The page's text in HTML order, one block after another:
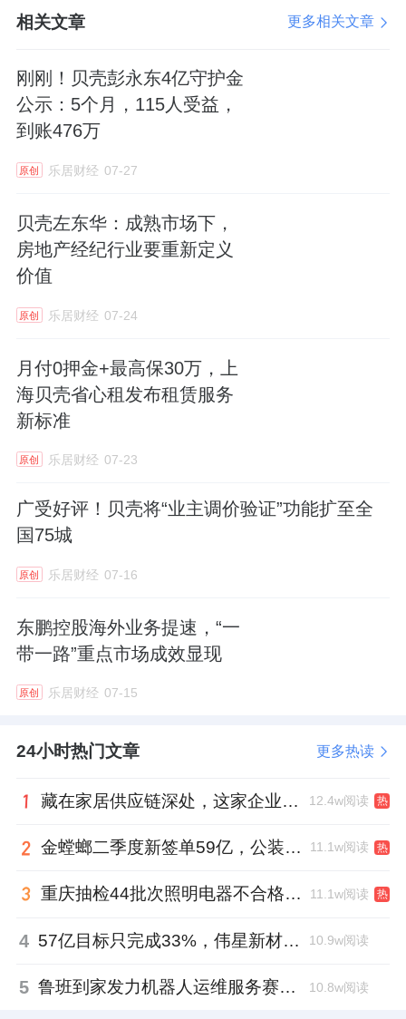
店秉承“空间即服务”的创新理念，通过数字化
选材系统应用、1:1实景样板间搭建等举措，实
现从单一产品输出到空间解决方案的跨越式迭
代，打通了从设计到交付的全链路体验。而与
式的深化。通过贝壳整装的数字化平台，东鹏
瓷砖能够更精准地把握消费者需求，提供更加
个性化的服务方案。
同时，东鹏将“双碳”目标融入产品研发与门店
运营。门店注重环保材料的选择、节能技术的
应用以及空间布局的优化，并利用数字化展示
替代部分实物展示，减少实体展品带来的资源
间设计，直观呈现抗菌岩板、发泡陶瓷、生态
石及软瓷等绿色产品的应用价值。
03文化赋能：从产品输出到价值共鸣
潮”品牌的流行，还是国民品牌的集体复兴，再
转变——在国际大牌之外，消费者开始为文化
认同和情感共鸣而买单。今年《哪吒2》的热映
合，正成为撬动年轻消费群体的关键。
而这恰恰是东鹏瓷砖近年来发力的重点——以
+场景”构建差异化竞争力。
相关文章 更多相关文章
刚刚！贝壳彭永东4亿守护金
公示：5个月，115人受益，
到账476万
原创 乐居财经 07-27
贝壳左东华：成熟市场下，
房地产经纪行业要重新定义
价值
原创 乐居财经 07-24
月付0押金+最高保30万，上
海贝壳省心租发布租赁服务
新标准
原创 乐居财经 07-23
广受好评！贝壳将“业主调价验证”功能扩至全
国75城
原创 乐居财经 07-16
东鹏控股海外业务提速，“一
带一路”重点市场成效显现
原创 乐居财经 07-15
24小时热门文章 更多热读
藏在家居供应链深处，这家企业正在悄悄转型 12.4w阅读 热
金螳螂二季度新签单59亿，公装业务贡献逾八成 11.1w阅读 热
重庆抽检44批次照明电器不合格，木林森全资子公司被点名 11.1w阅读 热
4 57亿目标只完成33%，伟星新材董事长金红阳达标之路还有多远？ 10.9w阅读
5 鲁班到家发力机器人运维服务赛道，邓崴与张卫军握手合作 10.8w阅读